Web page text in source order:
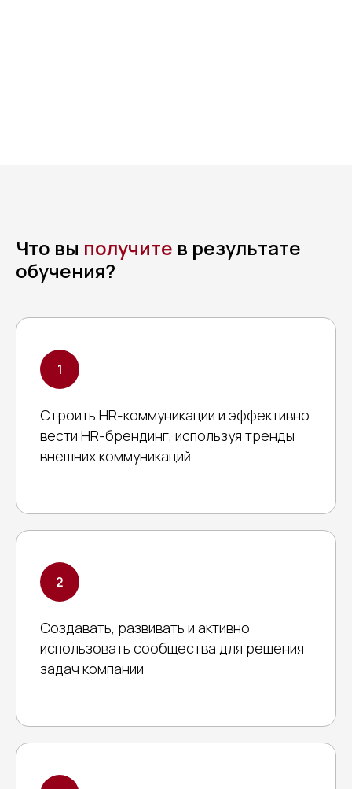
Что вы получите в результате
обучения?
Строить HR-коммуникации и эффективно
вести HR-брендинг, используя тренды
внешних коммуникаций
Создавать, развивать и активно
использовать сообщества для решения
задач компании